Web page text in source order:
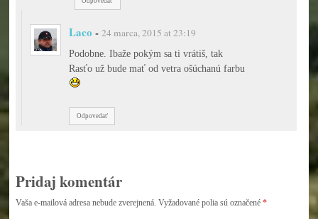
Laco - 24 marca, 2015 at 23:19
Podobne. Ibaže pokým sa ti vrátiš, tak
Rasťo už bude mať od vetra ošúchanú farbu
Odpovedať
Pridaj komentár
Vaša e-mailová adresa nebude zverejnená. Vyžadované polia sú označené *